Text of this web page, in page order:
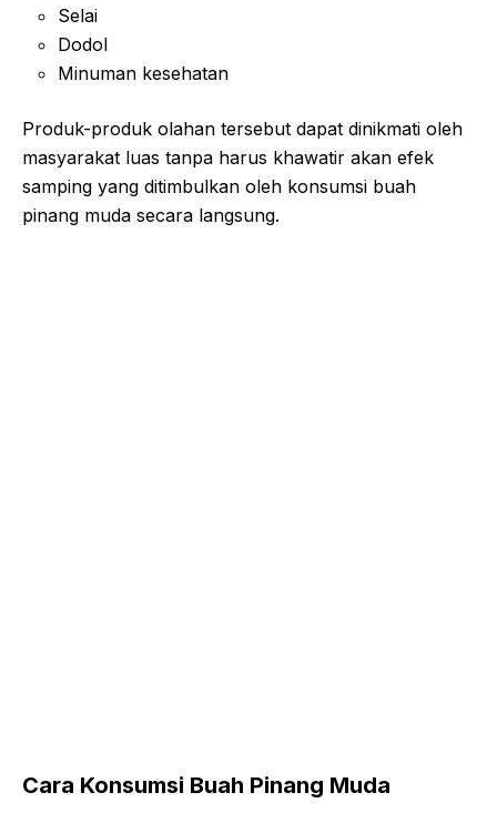
Selai
Dodol
Minuman kesehatan
Produk-produk olahan tersebut dapat dinikmati oleh
masyarakat luas tanpa harus khawatir akan efek
samping yang ditimbulkan oleh konsumsi buah
pinang muda secara langsung.
Cara Konsumsi Buah Pinang Muda